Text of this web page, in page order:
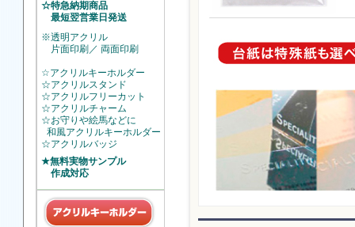
☆特急納期商品
最短翌営業日発送
※透明アクリル
片面印刷／ 両面印刷
☆アクリルキーホルダー
☆アクリルスタンド
☆アクリルフリーカット
☆アクリルチャーム
☆お守りや絵馬などに
和風アクリルキーホルダー
☆アクリルバッジ
★無料実物サンプル
作成対応